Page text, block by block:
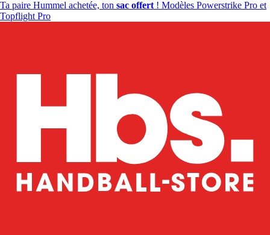
Ta paire Hummel achetée, ton sac offert ! Modèles Powerstrike Pro et
Topflight Pro